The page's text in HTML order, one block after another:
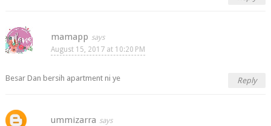
mamapp
August 15, 2017 at 10:20 PM
Besar Dan bersih apartment ni ye Reply
ummizarra